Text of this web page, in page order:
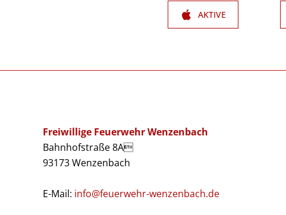
AKTIVE
Freiwillige Feuerwehr Wenzenbach
Bahnhofstraße 8A
93173 Wenzenbach
E-Mail: info@feuerwehr-wenzenbach.de